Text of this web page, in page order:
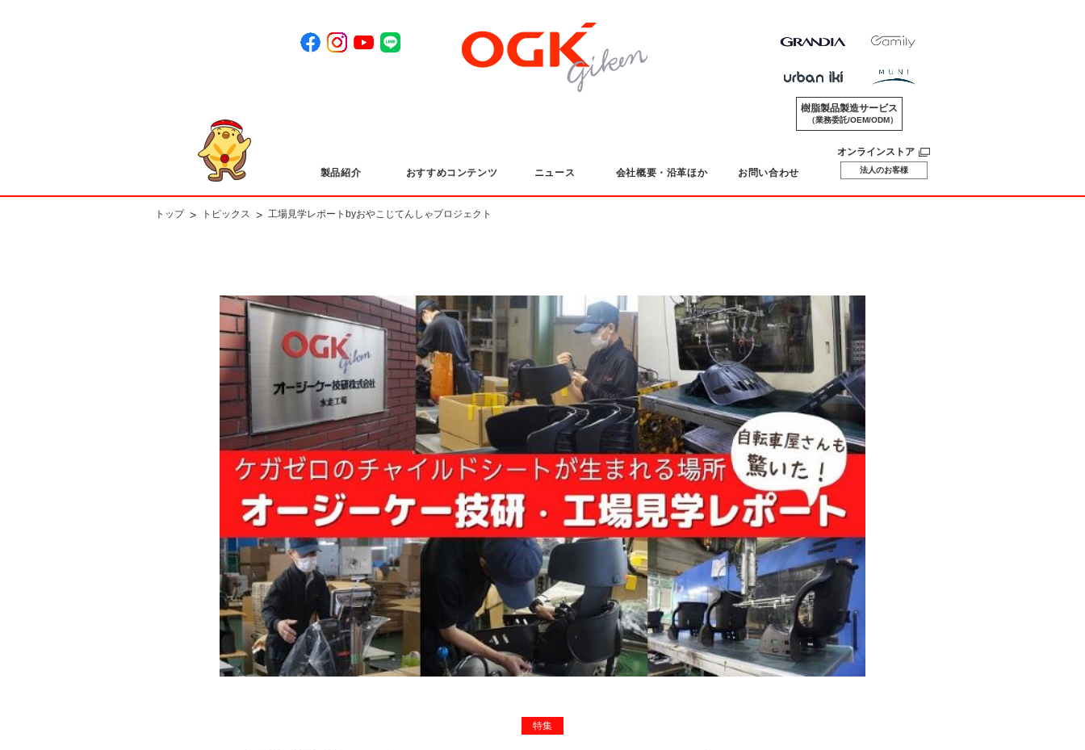
樹脂製品製造サービス
（業務委託/OEM/ODM）
製品紹介 おすすめコンテンツ ニュース 会社概要・沿革ほか お問い合わせ
オンラインストア
法人のお客様
トップ > トピックス > 工場見学レポートbyおやこじてんしゃプロジェクト
特集